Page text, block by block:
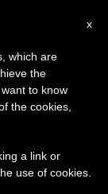
×
la pausa
de verano
el
x
which are
the
to know
the cookies,
a link or
use of cookies.